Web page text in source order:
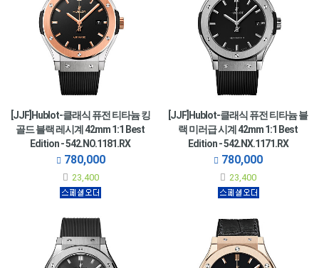
[JJF]Hublot-클래식 퓨전 티타늄 킹
골드 블랙 레시계 42mm 1:1 Best
Edition - 542.NO.1181.RX
780,000
23,400
[JJF]Hublot-클래식 퓨전 티타늄 블
랙 미러급 시계 42mm 1:1 Best
Edition - 542.NX.1171.RX
780,000
23,400